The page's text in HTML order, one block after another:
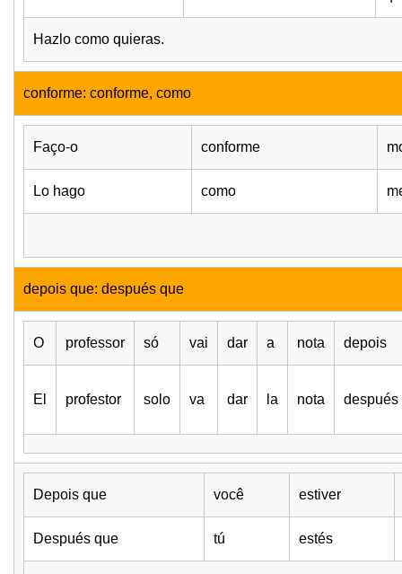
Hazlo como quieras.
conforme: conforme, como
Faço-o conforme
Lo hago como
depois que: después que
O professor só vai dar a nota depois
El profestor solo va dar la nota después
Depois que você estiver
Después que tú estés